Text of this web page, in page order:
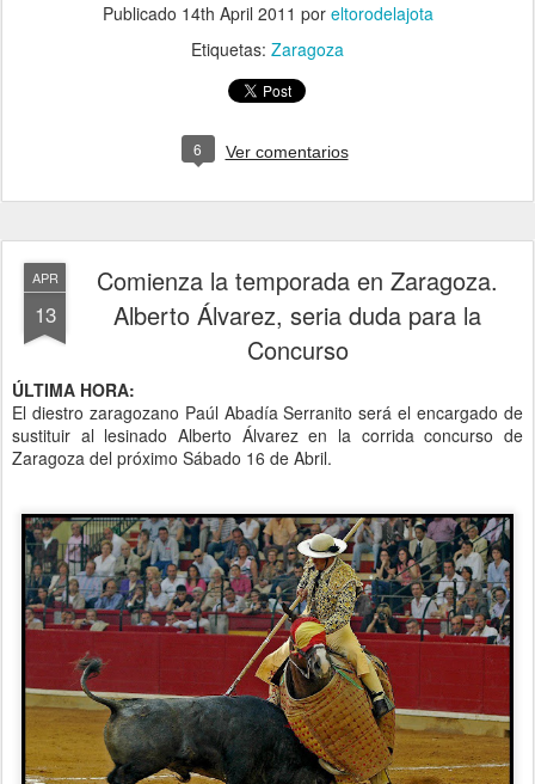
Publicado 14th April 2011 por eltorodelajota
Etiquetas: Zaragoza
6 Ver comentarios
APR
13
Comienza la temporada en Zaragoza.
Alberto Álvarez, seria duda para la
Concurso
ÚLTIMA HORA:
El diestro zaragozano Paúl Abadía Serranito será el encargado de
sustituir al lesinado Alberto Álvarez en la corrida concurso de
Zaragoza del próximo Sábado 16 de Abril.